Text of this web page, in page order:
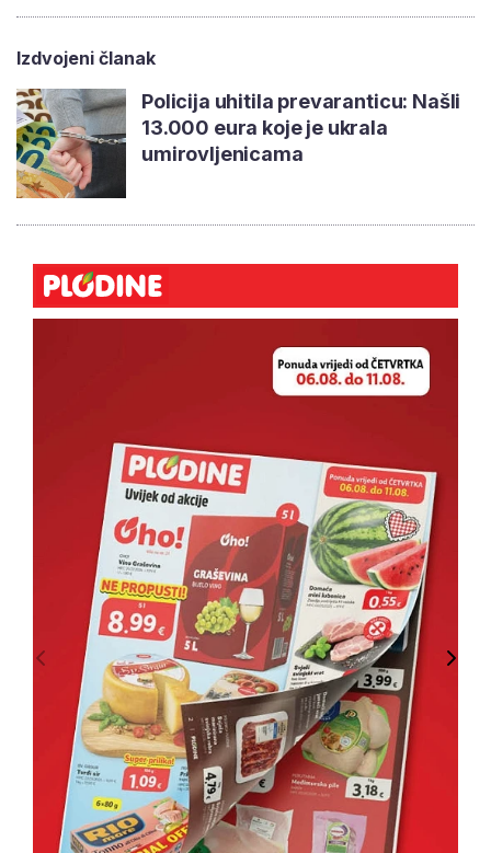
Izdvojeni članak
Policija uhitila prevaranticu: Našli
13.000 eura koje je ukrala
umirovljenicama